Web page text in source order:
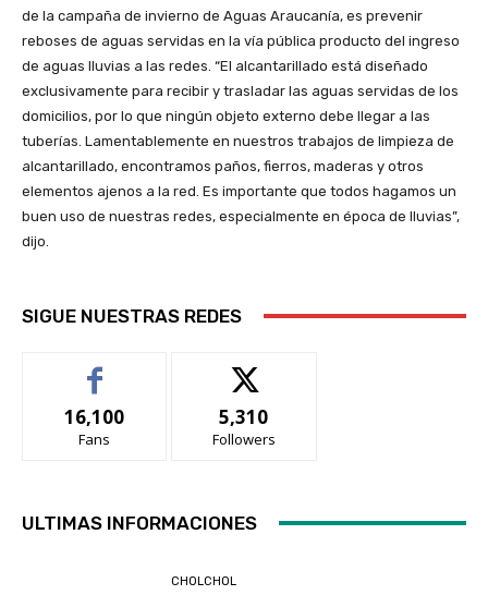
de la campaña de invierno de Aguas Araucanía, es prevenir
reboses de aguas servidas en la vía pública producto del ingreso
de aguas lluvias a las redes. “El alcantarillado está diseñado
exclusivamente para recibir y trasladar las aguas servidas de los
domicilios, por lo que ningún objeto externo debe llegar a las
tuberías. Lamentablemente en nuestros trabajos de limpieza de
alcantarillado, encontramos paños, fierros, maderas y otros
elementos ajenos a la red. Es importante que todos hagamos un
buen uso de nuestras redes, especialmente en época de lluvias”,
dijo.
SIGUE NUESTRAS REDES
16,100
Fans
5,310
Followers
ULTIMAS INFORMACIONES
CHOLCHOL